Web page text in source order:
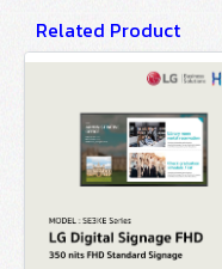
Related Product